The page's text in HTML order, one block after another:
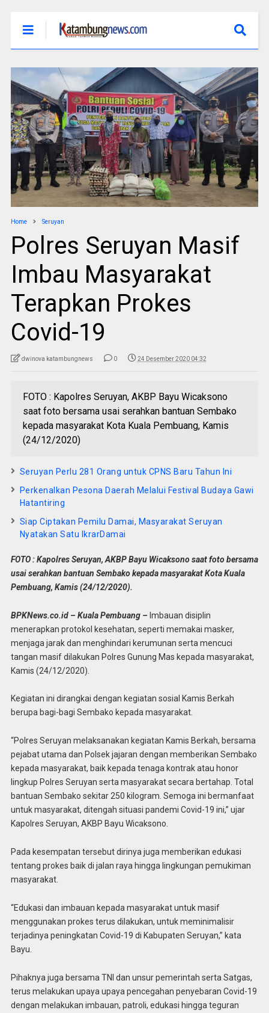
Home Seruyan
Polres Seruyan Masif
Imbau Masyarakat
Terapkan Prokes
Covid-19
dwinova katambungnews 0 24 Desember 2020 04:32
FOTO : Kapolres Seruyan, AKBP Bayu Wicaksono
saat foto bersama usai serahkan bantuan Sembako
kepada masyarakat Kota Kuala Pembuang, Kamis
(24/12/2020)
Seruyan Perlu 281 Orang untuk CPNS Baru Tahun Ini
Perkenalkan Pesona Daerah Melalui Festival Budaya Gawi
Hatantiring
Siap Ciptakan Pemilu Damai, Masyarakat Seruyan
Nyatakan Satu IkrarDamai
FOTO : Kapolres Seruyan, AKBP Bayu Wicaksono saat foto bersama
usai serahkan bantuan Sembako kepada masyarakat Kota Kuala
Pembuang, Kamis (24/12/2020).
BPKNews.co.id – Kuala Pembuang – Imbauan disiplin
menerapkan protokol kesehatan, seperti memakai masker,
menjaga jarak dan menghindari kerumunan serta mencuci
tangan masif dilakukan Polres Gunung Mas kepada masyarakat,
Kamis (24/12/2020).
Kegiatan ini dirangkai dengan kegiatan sosial Kamis Berkah
berupa bagi-bagi Sembako kepada masyarakat.
“Polres Seruyan melaksanakan kegiatan Kamis Berkah, bersama
pejabat utama dan Polsek jajaran dengan memberikan Sembako
kepada masyarakat, baik kepada tenaga kontrak atau honor
lingkup Polres Seruyan serta masyarakat secara bertahap. Total
bantuan Sembako sekitar 250 kilogram. Semoga ini bermanfaat
untuk masyarakat, ditengah situasi pandemi Covid-19 ini,” ujar
Kapolres Seruyan, AKBP Bayu Wicaksono.
Pada kesempatan tersebut dirinya juga memberikan edukasi
tentang prokes baik di jalan raya hingga lingkungan pemukiman
masyarakat.
“Edukasi dan imbauan kepada masyarakat untuk masif
menggunakan prokes terus dilakukan, untuk meminimalisir
terjadinya peningkatan Covid-19 di Kabupaten Seruyan,” kata
Bayu.
Pihaknya juga bersama TNI dan unsur pemerintah serta Satgas,
terus melakukan upaya upaya pencegahan penyebaran Covid-19
dengan melakukan imbauan, patroli, edukasi hingga teguran